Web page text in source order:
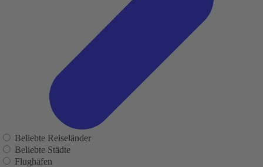
Beliebte Reiseländer
Beliebte Städte
Flughäfen